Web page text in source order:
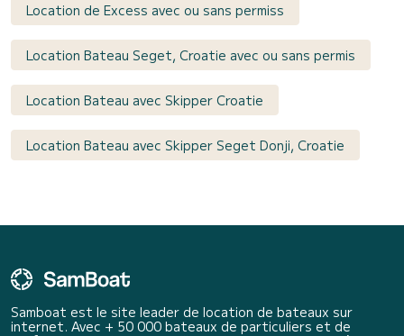
Location de Excess avec ou sans permiss
Location Bateau Seget, Croatie avec ou sans permis
Location Bateau avec Skipper Croatie
Location Bateau avec Skipper Seget Donji, Croatie
Samboat est le site leader de location de bateaux sur
internet. Avec + 50 000 bateaux de particuliers et de